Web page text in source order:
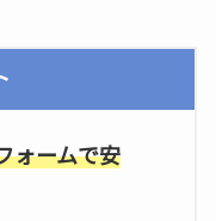
ォームで安